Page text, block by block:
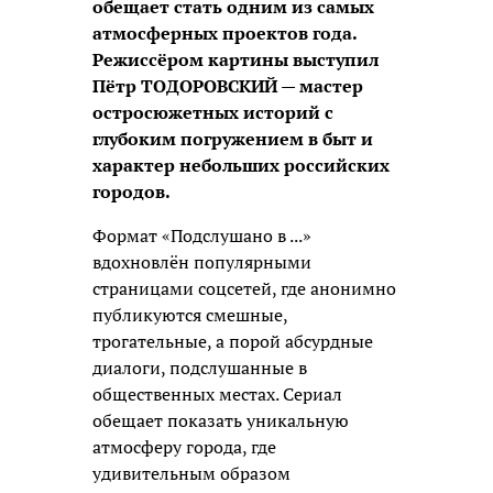
обещает стать одним из самых
атмосферных проектов года.
Режиссёром картины выступил
Пётр ТОДОРОВСКИЙ — мастер
остросюжетных историй с
глубоким погружением в быт и
характер небольших российских
городов.
Формат «Подслушано в ...»
вдохновлён популярными
страницами соцсетей, где анонимно
публикуются смешные,
трогательные, а порой абсурдные
диалоги, подслушанные в
общественных местах. Сериал
обещает показать уникальную
атмосферу города, где
удивительным образом